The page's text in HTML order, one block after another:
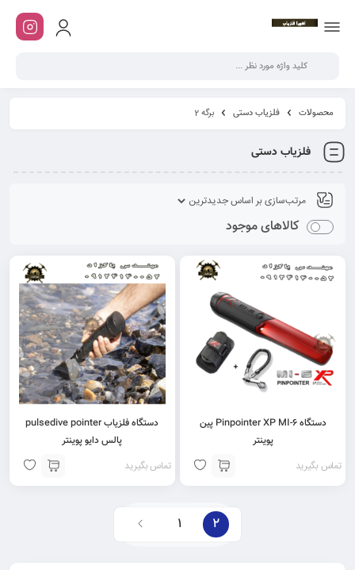
محصولات فلزیاب دستی برگه 2
فلزیاب دستی
کالاهای موجود
دستگاه Pinpointer XP MI-6 پین
پوینتر
تماس بگیرید
دستگاه فلزیاب pulsedive pointer
پالس دایو پوینتر
تماس بگیرید
1 2